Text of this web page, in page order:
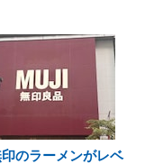
印のラーメンがレベ